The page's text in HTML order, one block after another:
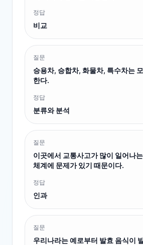
정답
비교
질문
승용차, 승합차, 화물차, 특수차는
한다.
정답
분류와 분석
질문
이곳에서 교통사고가 많이 일어나
체계에 문제가 있기 때문이다.
정답
인과
질문
우리나라는 예로부터 발효 음식이